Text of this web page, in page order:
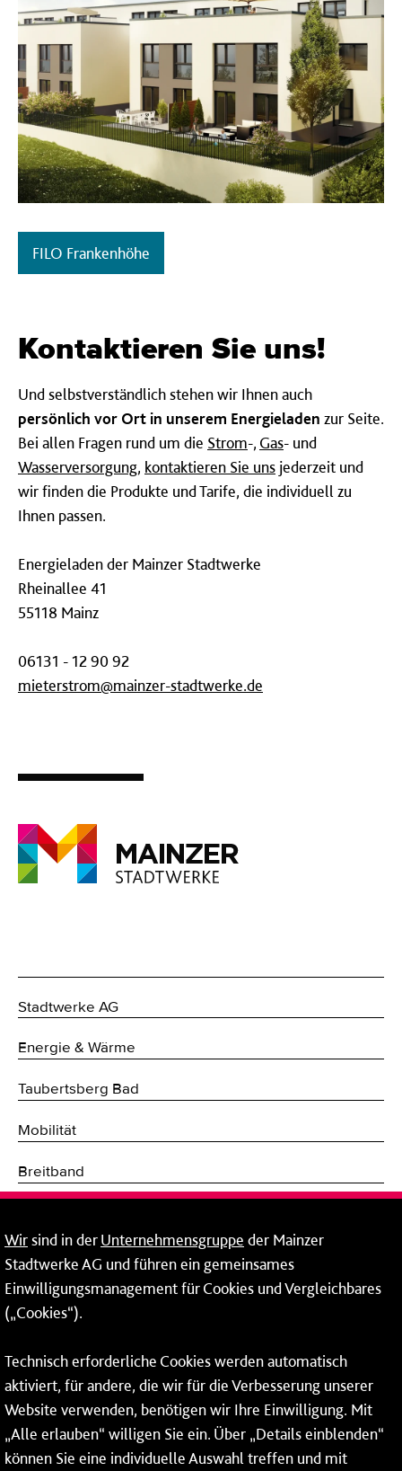
FILO Frankenhöhe
Kontaktieren Sie uns!
Und selbstverständlich stehen wir Ihnen auch
persönlich vor Ort in unserem Energieladen zur Seite.
Bei allen Fragen rund um die Strom-, Gas- und
Wasserversorgung, kontaktieren Sie uns jederzeit und
wir finden die Produkte und Tarife, die individuell zu
Ihnen passen.
Energieladen der Mainzer Stadtwerke
Rheinallee 41
55118 Mainz
06131 - 12 90 92
mieterstrom@mainzer-stadtwerke.de
Stadtwerke AG
Energie & Wärme
Taubertsberg Bad
Mobilität
Breitband
Mainzer Stadtwerke Energie und Service GmbH
Rheinallee 41
55118 Mainz
Tel.:06131 - 12 90 90
Fax: 06131 - 12 9 90 90
So erreichen Sie uns
Montag bis Donnerstag: 08:00–17:00 Uhr
Wirsind in derUnternehmensgruppe der Mainzer
Stadtwerke AG und führen ein gemeinsames
Einwilligungsmanagement für Cookies und Vergleichbares
(„Cookies“).
Technisch erforderliche Cookies werden automatisch
aktiviert, für andere, die wir für die Verbesserung unserer
Website verwenden, benötigen wir Ihre Einwilligung. Mit
„Alle erlauben“ willigen Sie ein. Über „Details einblenden“
können Sie eine individuelle Auswahl treffen und mit